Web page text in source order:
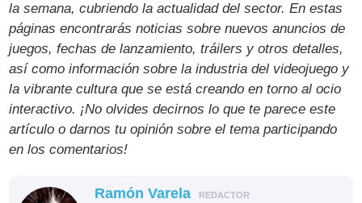
la semana, cubriendo la actualidad del sector. En estas
páginas encontrarás noticias sobre nuevos anuncios de
juegos, fechas de lanzamiento, tráilers y otros detalles,
así como información sobre la industria del videojuego y
la vibrante cultura que se está creando en torno al ocio
interactivo. ¡No olvides decirnos lo que te parece este
artículo o darnos tu opinión sobre el tema participando
en los comentarios!
Ramón Varela REDACTOR